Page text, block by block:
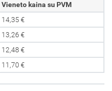
Vieneto kaina su PVM
14,35 €
13,26 €
12,48 €
11,70 €